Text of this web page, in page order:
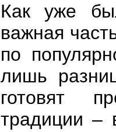
Как уже
важная
по
лишь
готовят
традиции –